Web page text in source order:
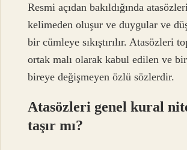
Resmi açıdan bakıldığında
kelimeden oluşur ve duygular ve
bir cümleye sıkıştırılır. Atasözleri
ortak malı olarak kabul edilen ve
bireye değişmeyen özlü sözlerdir.
Atasözleri genel kural
taşır mı?